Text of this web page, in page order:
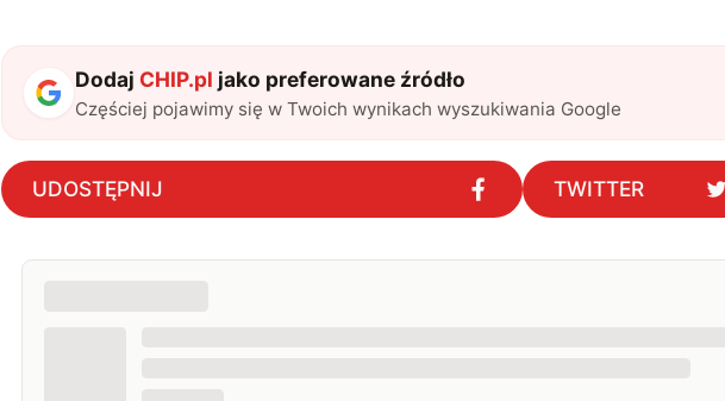
Dodaj CHIP.pl jako preferowane źródło
Częściej pojawimy się w Twoich wynikach wyszukiwania Google
UDOSTĘPNIJ TWITTER